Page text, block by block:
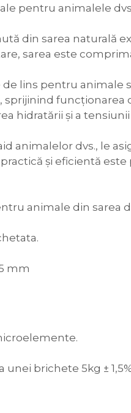
pentru animalele
din sarea naturală
sarea este
lins pentru
funcționarea
hidratării și a
animalelor dvs., le
și eficientă
animale din sarea
mm
unei brichete 5kg ±